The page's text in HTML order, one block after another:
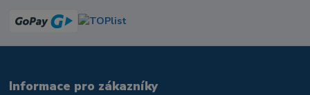
Informace pro zákazníky